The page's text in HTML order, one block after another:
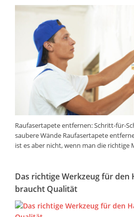
Raufasertapete entfernen: Schritt-für-
saubere Wände Raufasertapete
ist es aber nicht, wenn man die richtige
Das richtige Werkzeug für den
braucht Qualität